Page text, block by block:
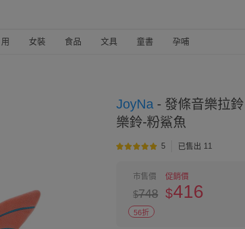
女裝 食品 文具 童書 孕哺
JoyNa - 發條音樂拉
樂鈴-粉鯊魚
5 已售出 11
市售價
$748
促銷價
$416
56折